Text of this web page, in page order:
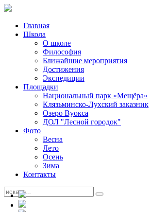
Главная
Школа
О школе
Философия
Ближайшие мероприятия
Достижения
Экспедиции
Площадки
Национальный парк «Мещёра»
Клязьминско-Лухский заказник
Озеро Вуокса
ДОЛ "Лесной городок"
Фото
Весна
Лето
Осень
Зима
Контакты